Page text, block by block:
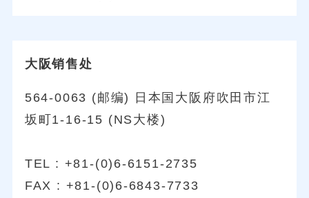
大阪销售处
564-0063 (邮编) 日本国大阪府吹田市江
坂町1-16-15 (NS大楼)
TEL : +81-(0)6-6151-2735
FAX : +81-(0)6-6843-7733